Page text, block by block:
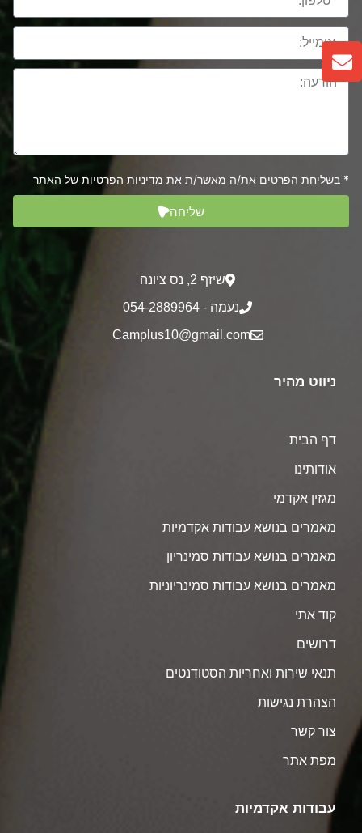
* בשליחת הפרטים את/ה מאשר/ת את מדיניות הפרטיות של האתר
שליחה
שיזף 2‎, נס ציונה
נעמה - 054-2889964
Camplus10@gmail.com
ניווט מהיר
דף הבית
אודותינו
מגזין אקדמי
מאמרים בנושא עבודות אקדמיות
מאמרים בנושא עבודות סמינריון
מאמרים בנושא עבודות סמינריוניות
קוד אתי
דרושים
תנאי שירות ואחריות הסטודנטים
הצהרת נגישות
צור קשר
מפת אתר
עבודות אקדמיות